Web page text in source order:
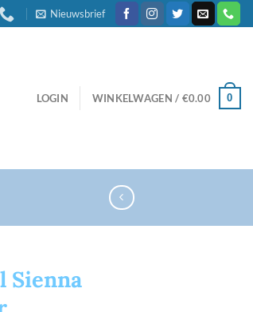
Nieuwsbrief
LOGIN WINKELWAGEN / €0.00 0
Sienna